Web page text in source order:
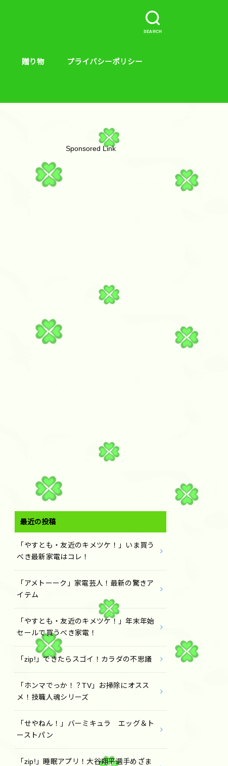
SEARCH
贈り物 プライバシーポリシー
Sponsored Link
最近の投稿
「やすとも・友近のキメツケ！」いま買う
べき最新家電はコレ！
「アメトーーク」家電芸人！最新の驚きア
イテム
「やすとも・友近のキメツケ！」年末年始
セールで買うべき家電！
「zip!」できたらスゴイ！カラダの不思議
「ホンマでっか！？TV」お掃除にオスス
メ！技職人魂シリーズ
「せやねん！」バーミキュラ エッグ＆ト
ーストパン
「zip!」睡眠アプリ！大谷翔平選手めざま